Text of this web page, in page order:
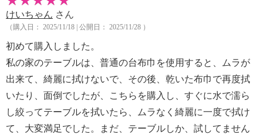
けいちゃん さん
（購入日： 2025/11/18 | 公開日： 2025/11/28 ）
初めて購入しました。
私の家のテーブルは、普通の台布巾を使用すると、ムラが
出来て、綺麗に拭けないで、その後、乾いた布巾で再度拭
いたり、面倒でしたが、こちらを購入し、すぐに水で濡ら
し絞ってテーブルを拭いたら、ムラなく綺麗に一度で拭け
て、大変満足でした。まだ、テーブルしか、試してません